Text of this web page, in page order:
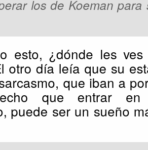
los de Koeman
esto, ¿dónde les
otro día leía que su
que iban a
que entrar en
puede ser un sueño